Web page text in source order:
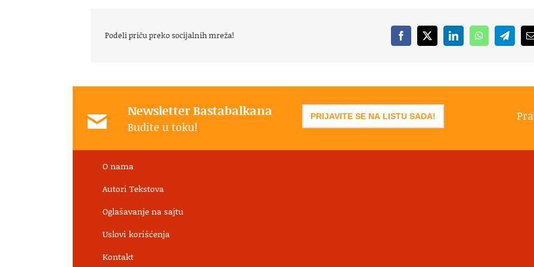
Podeli priču preko socijalnih mreža! Facebook
X LinkedInWhatsApp
Newsletter Bastabalkana
Budite u toku!
PRIJAVITE SE NA LISTU SADA!
O nama
Autori Tekstova
Oglašavanje na sajtu
Uslovi korišćenja
Kontakt